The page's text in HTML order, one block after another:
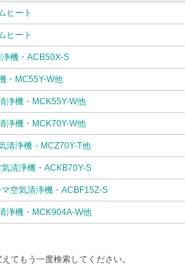
ヒート
ヒート
機・ACB50X-S
・MC55Y-W他
浄機・MCK55Y-W他
浄機・MCK70Y-W他
清浄機・MCZ70Y-T他
清浄機・ACKB70Y-S
空気清浄機・ACBF15Z-S
浄機・MCK904A-W他
てもう一度検索してください。